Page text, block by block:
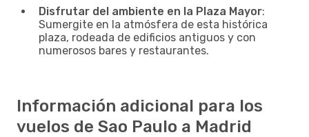
Disfrutar del ambiente en la Plaza Mayor:
Sumergite en la atmósfera de esta histórica
plaza, rodeada de edificios antiguos y con
numerosos bares y restaurantes.
Información adicional para los
vuelos de Sao Paulo a Madrid